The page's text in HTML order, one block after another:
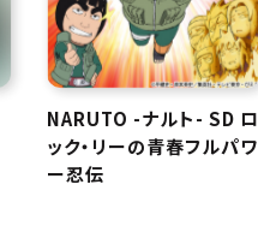
NARUTO -ナルト- SD ロ
ック・リーの青春フルパワ
ー忍伝